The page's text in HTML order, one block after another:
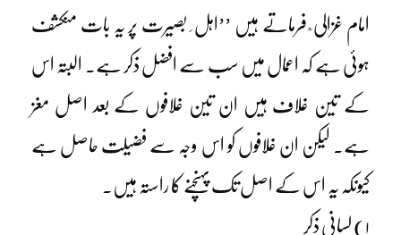
امام غزالی ؒ فرماتے ہیں ’’اہل ِ بصیرت پر یہ بات منکشف
ہوئی ہے کہ اعمال میں سب سے افضل ذکر ہے۔ البتہ اس
کے تین غلاف ہیں ان تین غلافوں کے بعد اصل مغز
ہے۔ لیکن ان غلافوں کو اس وجہ سے فضیلت حاصل ہے
کیونکہ یہ اس کے اصل تک پہنچنے کا راستہ ہیں۔
۱) لسانی ذکر